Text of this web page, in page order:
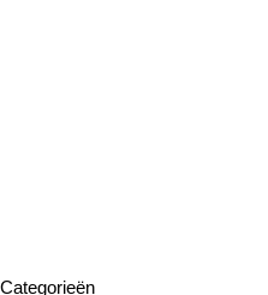
Categorieën